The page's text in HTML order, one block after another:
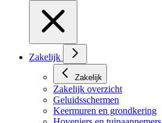
Zakelijk
Zakelijk
Zakelijk overzicht
Geluidsschermen
Keermuren en grondkering